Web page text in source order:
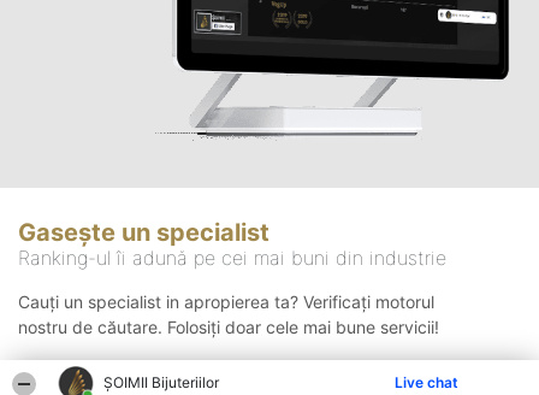
ŞOIMII Bijuteriilor Live chat
Gasește un specialist
Ranking-ul îi adună pe cei mai buni din industrie
Cauți un specialist in apropierea ta? Verificați motorul
nostru de căutare. Folosiți doar cele mai bune servicii!